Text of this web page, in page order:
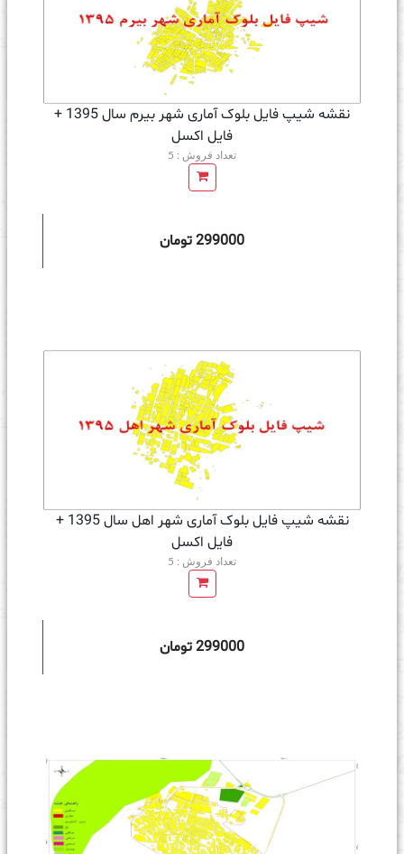
نقشه شیپ فایل بلوک آماری شهر بیرم سال 1395 +
فايل اكسل
تعداد فروش : 5
299000 تومان
نقشه شیپ فایل بلوک آماری شهر اهل سال 1395 +
فايل اكسل
تعداد فروش : 5
299000 تومان